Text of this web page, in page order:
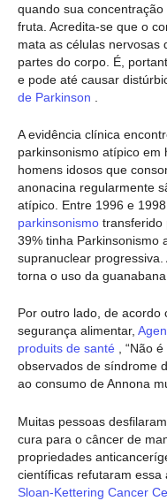
quando sua
fruta. Acredita-se que o
mata as células nervosas
partes do corpo. É,
e pode até causar
de Parkinson
A evidência clínica
parkinsonismo atípico em
homens idosos que
anonacina regularmente
atípico. Entre 1996 e 1998,
parkinsonismo transferido
39% tinha Parkinsonismo
supranuclear
torna o uso da guanabana
Por outro lado, de acordo
segurança alimentar,
produits de santé , “Não
observados de síndrome
ao consumo de Annona
Muitas pessoas
cura para o câncer de
propriedades
científicas refutaram essa
Sloan-Kettering Cancer